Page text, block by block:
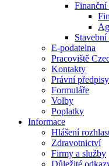
Finanční
Stavební
E-podatelna
Pracoviště
Kontakty
Právní předpisy
Formuláře
Volby
Poplatky
Informace
Hlášení
Zdravotnictví
Firmy a služby
Důležité